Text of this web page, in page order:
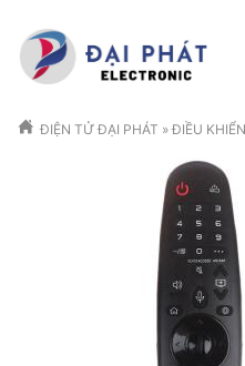
ĐIỆN TỬ ĐẠI PHÁT »ĐIỀU